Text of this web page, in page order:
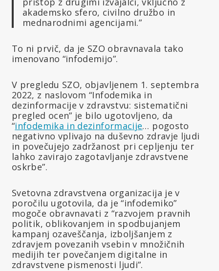
akademsko sfero, civilno družbo in
mednarodnimi agencijami.”
To ni prvič, da je SZO obravnavala tako
imenovano “infodemijo”.
V pregledu SZO, objavljenem 1. septembra
2022, z naslovom “Infodemika in
dezinformacije v zdravstvu: sistematični
pregled ocen” je bilo ugotovljeno, da
“infodemika in dezinformacije… pogosto
negativno vplivajo na duševno zdravje ljudi
in povečujejo zadržanost pri cepljenju ter
lahko zavirajo zagotavljanje zdravstvene
oskrbe”.
Svetovna zdravstvena organizacija je v
poročilu ugotovila, da je “infodemiko”
mogoče obravnavati z “razvojem pravnih
politik, oblikovanjem in spodbujanjem
kampanj ozaveščanja, izboljšanjem z
zdravjem povezanih vsebin v množičnih
medijih ter povečanjem digitalne in
zdravstvene pismenosti ljudi”.